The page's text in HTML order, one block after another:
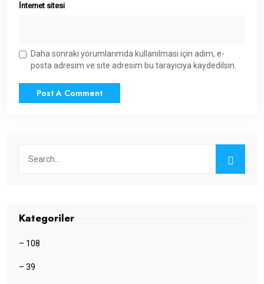
İnternet sitesi
Daha sonraki yorumlarımda kullanılması için adım, e-
posta adresim ve site adresim bu tarayıcıya kaydedilsin.
Kategoriler
– 108
– 39